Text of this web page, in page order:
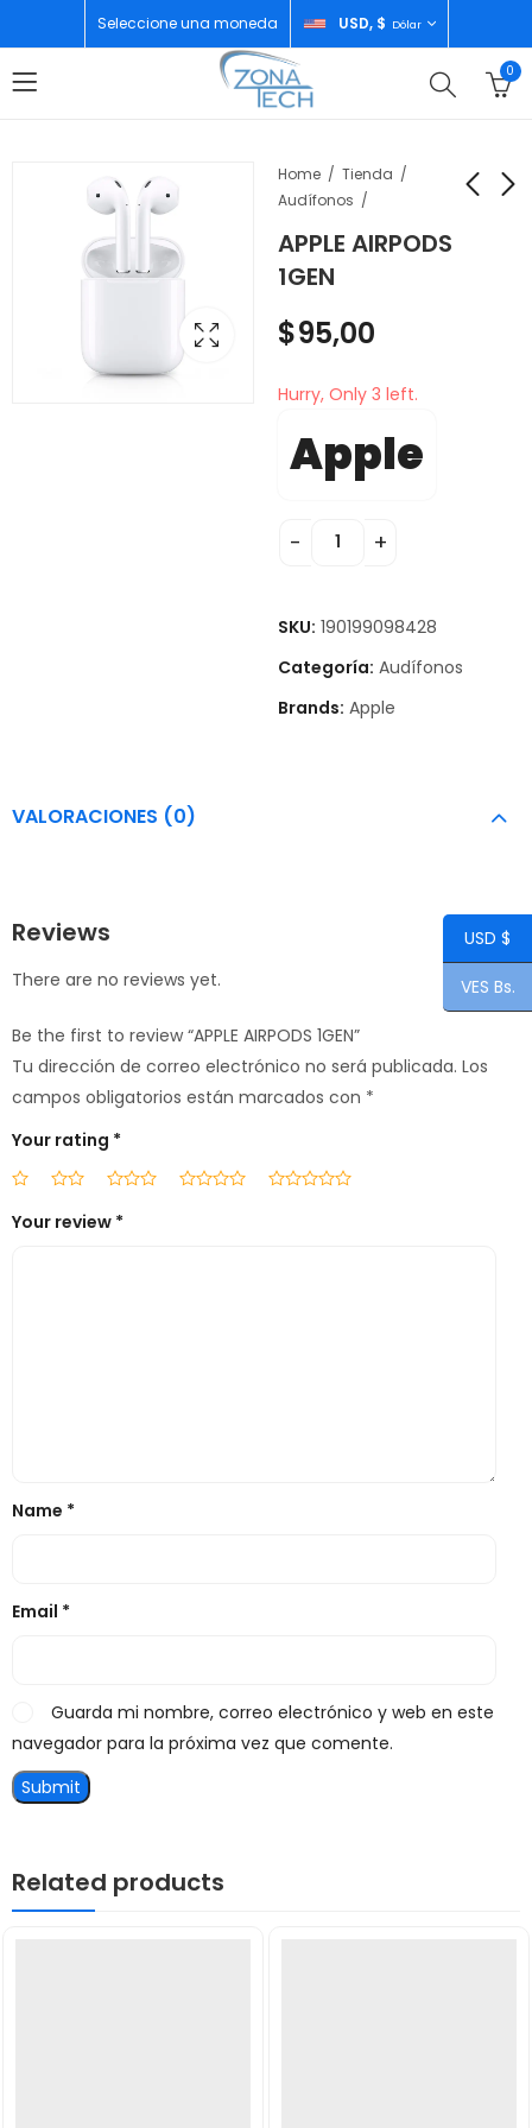
Seleccione una moneda USD, $ Dólar
0
Home
Tienda
Audífonos
APPLE AIRPODS
1GEN
$30,00
$135,00
$95,00
Hurry, Only 3 left.
Apple
SKU: 190199098428
Categoría: Audífonos
Brands: Apple
VALORACIONES (0)
Reviews
There are no reviews yet.
Be the first to review “APPLE AIRPODS 1GEN”
Tu dirección de correo electrónico no será publicada. Los
campos obligatorios están marcados con *
Your rating *
Your review *
Name *
Email *
Guarda mi nombre, correo electrónico y web en este
navegador para la próxima vez que comente.
Related products
USD $
VES Bs.